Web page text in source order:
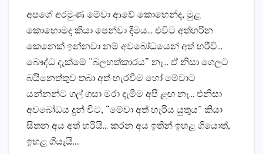
අපගේ අරමුණ මේවා ආවේ කොහෙන්ද, මුළ
කොහොමද කියා පෙන්වා දීමය… එවිට අත්හරින
කෙනෙක් ඉන්නවා නම් අවබෝධයෙන් අත් හරීවි…
බෞද්ධ දැක්මේ “බලහත්කාරය” නෑ… ඒ නිසා ගෙලට
බයිනෙත්තුව තබා අත් හැරවීම හෝ මේවාට
යන්නන්ට ගල් ගසා මරා දැමීම අපි ළඟ නෑ… එනිසා
අවබෝධය දුන් විට, “මේවා අත් හැරිය යුතුය” කියා
සිතන අය අත් හරියි… කරන අය ඉතින් ඉහළ ගියොත්,
ඉහළ ගියැයි….